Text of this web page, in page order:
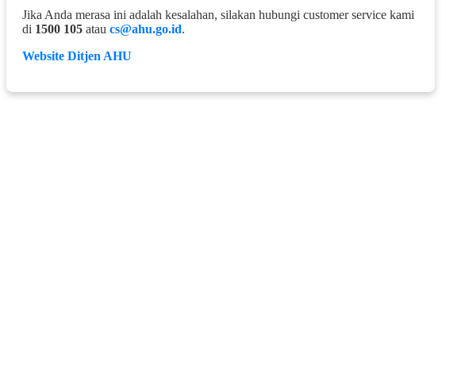
Jika Anda merasa ini adalah kesalahan, silakan hubungi customer service kami
di 1500 105 atau cs@ahu.go.id.
Website Ditjen AHU